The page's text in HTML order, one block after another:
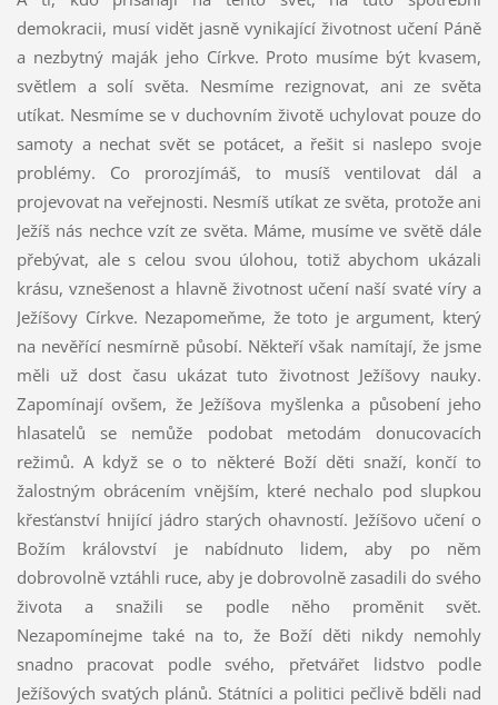
demokracii, musí vidět jasně vynikající životnost učení Páně
a nezbytný maják jeho Církve. Proto musíme být kvasem,
světlem a solí světa. Nesmíme rezignovat, ani ze světa
utíkat. Nesmíme se v duchovním životě uchylovat pouze do
samoty a nechat svět se potácet, a řešit si naslepo svoje
problémy. Co prorozjímáš, to musíš ventilovat dál a
projevovat na veřejnosti. Nesmíš utíkat ze světa, protože ani
Ježíš nás nechce vzít ze světa. Máme, musíme ve světě dále
přebývat, ale s celou svou úlohou, totiž abychom ukázali
krásu, vznešenost a hlavně životnost učení naší svaté víry a
Ježíšovy Církve. Nezapomeňme, že toto je argument, který
na nevěřící nesmírně působí. Někteří však namítají, že jsme
měli už dost času ukázat tuto životnost Ježíšovy nauky.
Zapomínají ovšem, že Ježíšova myšlenka a působení jeho
hlasatelů se nemůže podobat metodám donucovacích
režimů. A když se o to některé Boží děti snaží, končí to
žalostným obrácením vnějším, které nechalo pod slupkou
křesťanství hnijící jádro starých ohavností. Ježíšovo učení o
Božím království je nabídnuto lidem, aby po něm
dobrovolně vztáhli ruce, aby je dobrovolně zasadili do svého
života a snažili se podle něho proměnit svět.
Nezapomínejme také na to, že Boží děti nikdy nemohly
snadno pracovat podle svého, přetvářet lidstvo podle
Ježíšových svatých plánů. Státníci a politici pečlivě bděli nad